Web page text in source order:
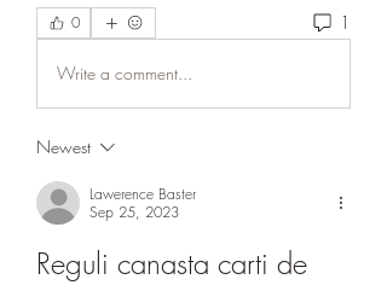
0 1
Write a comment...
Newest
Lawerence Baster
Sep 25, 2023
Reguli canasta carti de